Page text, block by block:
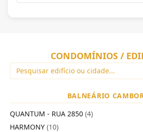
CONDOMÍNIOS /
BALNEÁRIO
QUANTUM - RUA 2850 (4)
HARMONY (10)